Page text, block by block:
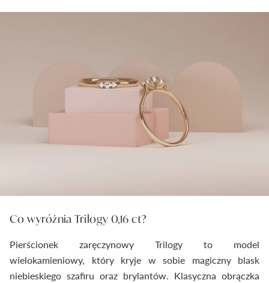
Co wyróżnia Trilogy 0,16 ct?
Pierścionek zaręczynowy Trilogy to model
wielokamieniowy, który kryje w sobie magiczny blask
niebieskiego szafiru oraz brylantów. Klasyczna obrączka